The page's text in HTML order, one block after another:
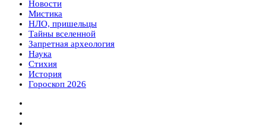
Новости
Мистика
НЛО, пришельцы
Тайны вселенной
Запретная археология
Наука
Стихия
История
Гороскоп 2026